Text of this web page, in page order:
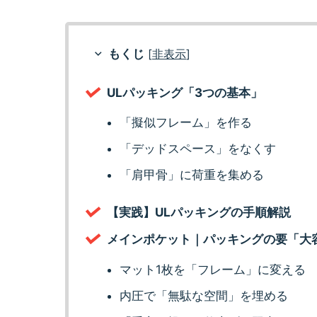
もくじ [非表示]
ULパッキング「3つの基本」
「擬似フレーム」を作る
「デッドスペース」をなくす
「肩甲骨」に荷重を集める
【実践】ULパッキングの手順解説
メインポケット｜パッキングの要「大
マット1枚を「フレーム」に変える
内圧で「無駄な空間」を埋める